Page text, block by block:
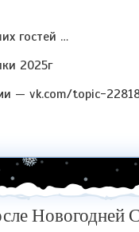
гостей …
2025г
— vk.com/topic-
Новогодней